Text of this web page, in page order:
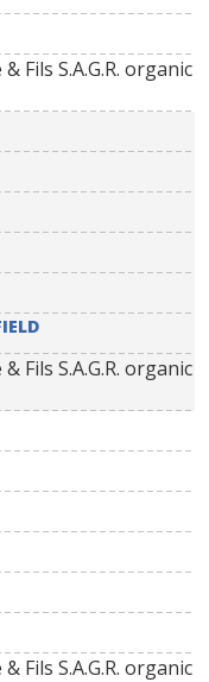
Fils S.A.G.R. organic
Fils S.A.G.R. organic
Fils S.A.G.R. organic